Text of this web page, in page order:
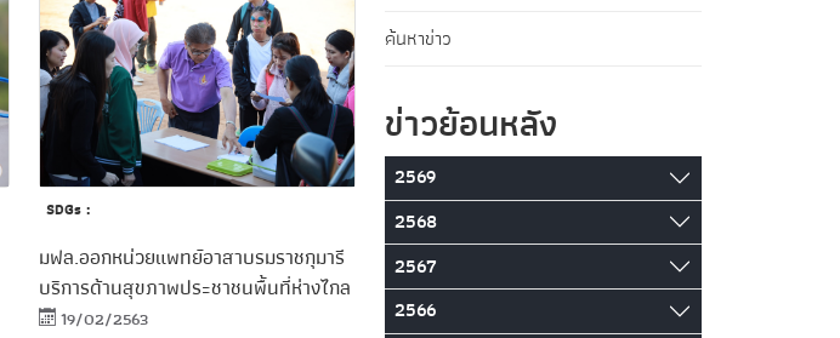
SDGs :
มฟล.ออกหน่วยแพทย์อาสาบรมราชกุมารี
บริการด้านสุขภาพประชาชนพื้นที่ห่างไกล
19/02/2563
ค้นหาข่าว
ข่าวย้อนหลัง
2569
2568
2567
2566